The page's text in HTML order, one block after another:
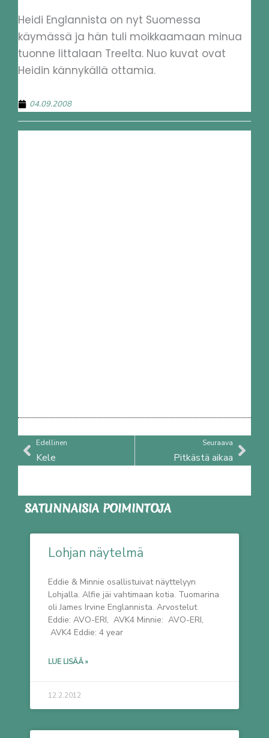
Heidi Englannista on nyt Suomessa
käymässä ja hän tuli moikkaamaan minua
tuonne Iittalaan Treelta. Nuo kuvat ovat
Heidin kännykällä ottamia.
04.09.2008
Prev
Edellinen
Kele
Seuraava
Pitkästä aikaa
SATUNNAISIA POIMINTOJA
Lohjan näytelmä
Eddie & Minnie osallistuivat näyttelyyn
Lohjalla. Alfie jäi vahtimaan kotia. Tuomarina
oli James Irvine Englannista. Arvostelut
Eddie: AVO-ERI, AVK4 Minnie: AVO-ERI,
AVK4 Eddie: 4 year
LUE LISÄÄ »
12.2.2012